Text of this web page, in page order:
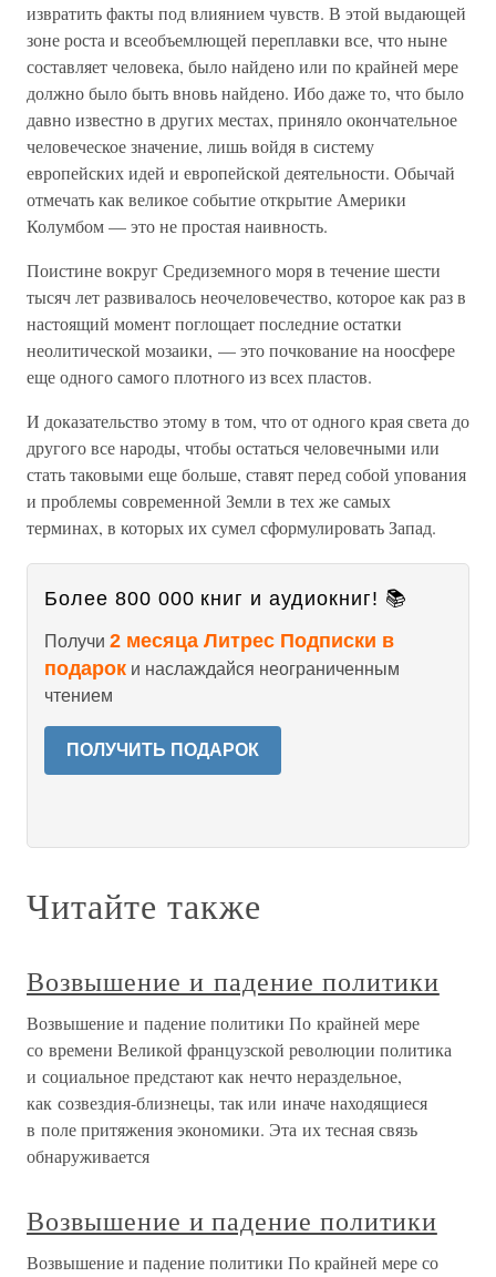
извратить факты под влиянием чувств. В этой выдающей
зоне роста и всеобъемлющей переплавки все, что ныне
составляет человека, было найдено или по крайней мере
должно было быть вновь найдено. Ибо даже то, что было
давно известно в других местах, приняло окончательное
человеческое значение, лишь войдя в систему
европейских идей и европейской деятельности. Обычай
отмечать как великое событие открытие Америки
Колумбом — это не простая наивность.
Поистине вокруг Средиземного моря в течение шести
тысяч лет развивалось неочеловечество, которое как раз в
настоящий момент поглощает последние остатки
неолитической мозаики, — это почкование на ноосфере
еще одного самого плотного из всех пластов.
И доказательство этому в том, что от одного края света до
другого все народы, чтобы остаться человечными или
стать таковыми еще больше, ставят перед собой упования
и проблемы современной Земли в тех же самых
терминах, в которых их сумел сформулировать Запад.
Более 800 000 книг и аудиокниг! 📚
Получи 2 месяца Литрес Подписки в
подарок и наслаждайся неограниченным
чтением
ПОЛУЧИТЬ ПОДАРОК
Читайте также
Возвышение и падение политики
Возвышение и падение политики По крайней мере
со времени Великой французской революции политика
и социальное предстают как нечто нераздельное,
как созвездия-близнецы, так или иначе находящиеся
в поле притяжения экономики. Эта их тесная связь
обнаруживается
Возвышение и падение политики
Возвышение и падение политики По крайней мере со